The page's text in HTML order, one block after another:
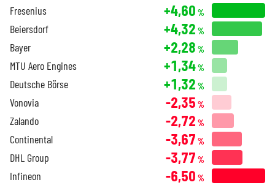
Fresenius +4,60 %
Beiersdorf +4,32 %
Bayer +2,28 %
MTU Aero Engines +1,34%
Deutsche Börse +1,32 %
Vonovia -2,35 %
Zalando -2,72 %
Continental -3,67 %
DHL Group -3,77 %
Infineon -6,50 %